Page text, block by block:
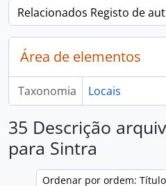
Relacionados Registo de
Área de elementos
Taxonomia Locais
35 Descrição
para Sintra
Ordenar por ordem: Título